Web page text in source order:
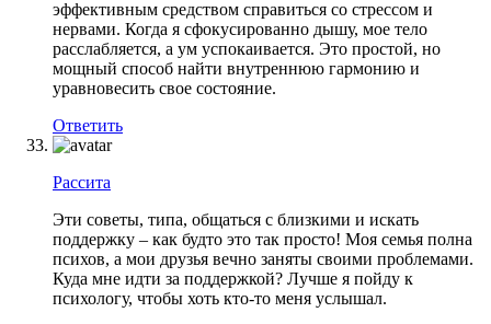
эффективным средством справиться со стрессом и
нервами. Когда я сфокусированно дышу, мое тело
расслабляется, а ум успокаивается. Это простой, но
мощный способ найти внутреннюю гармонию и
уравновесить свое состояние.
Ответить
Рассита
Эти советы, типа, общаться с близкими и искать
поддержку – как будто это так просто! Моя семья полна
психов, а мои друзья вечно заняты своими проблемами.
Куда мне идти за поддержкой? Лучше я пойду к
психологу, чтобы хоть кто-то меня услышал.